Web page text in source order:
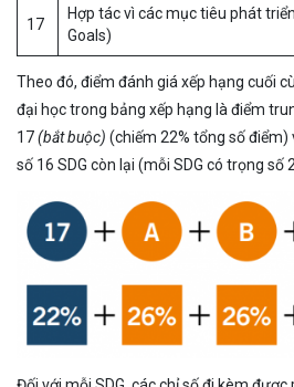
17
Hợp tác vì các mục tiêu phát
Goals)
Theo đó, điểm đánh giá xếp hạng cuối
đại học trong bảng xếp hạng là điểm
17(bắt buộc) (chiếm 22% tổng số
số 16 SDG còn lại (mỗi SDG có trọng số